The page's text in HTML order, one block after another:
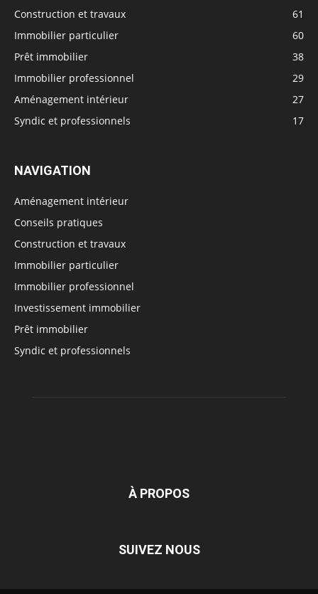
Construction et travaux
61
Immobilier particulier
60
Prêt immobilier
38
Immobilier professionnel
29
Aménagement intérieur
27
Syndic et professionnels
17
NAVIGATION
Aménagement intérieur
Conseils pratiques
Construction et travaux
Immobilier particulier
Immobilier professionnel
Investissement immobilier
Prêt immobilier
Syndic et professionnels
À PROPOS
SUIVEZ NOUS